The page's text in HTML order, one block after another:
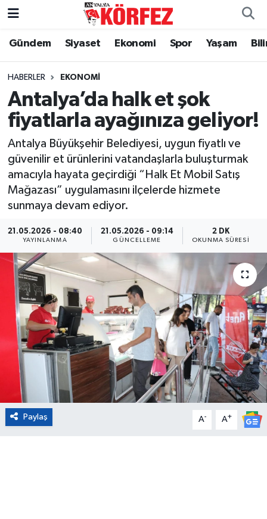
Gündem Siyaset Ekonomi Spor Yaşam
HABERLER EKONOMI
Antalya’da halk et şok
fiyatlarla ayağınıza geliyor!
Antalya Büyükşehir Belediyesi, uygun fiyatlı ve
güvenilir et ürünlerini vatandaşlarla buluşturmak
amacıyla hayata geçirdiği “Halk Et Mobil Satış
Mağazası” uygulamasını ilçelerde hizmete
sunmaya devam ediyor.
21.05.2026 - 08:40
YAYINLANMA
21.05.2026 - 09:14
GÜNCELLEME
2 DK
OKUNMA SÜRESI
Paylaş A- A+
Gündem
Siyaset
Yerel Yönetim
Yaşam
Asayiş
Dünya
Eğitim
Sağlık
Magazin
Turizm
Çevre
Nöbetçi Eczaneler
Hava Durumu
Trafik Durumu
Son Dakika Haberleri
Haber Arşivi